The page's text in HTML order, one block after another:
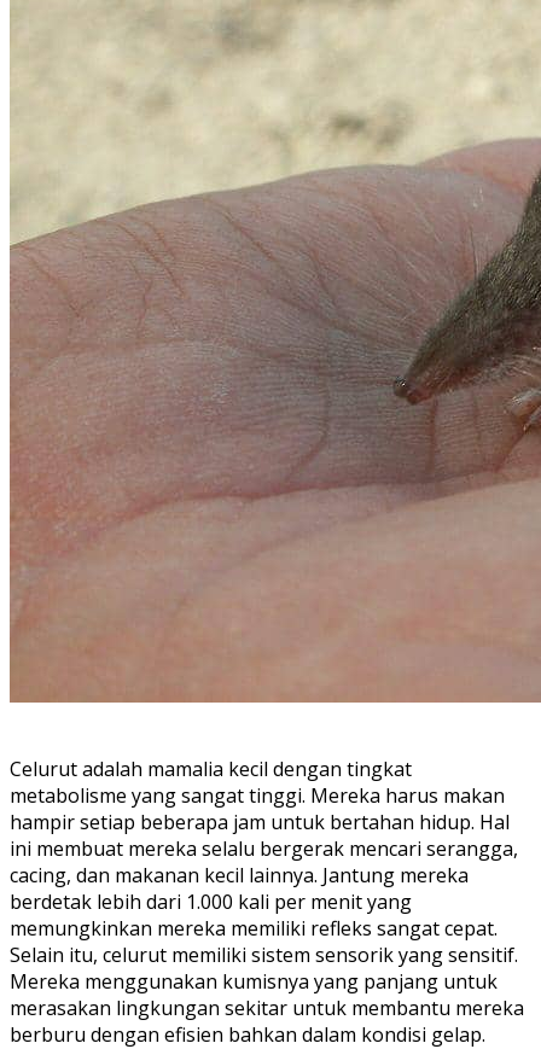
Celurut adalah mamalia kecil dengan tingkat
metabolisme yang sangat tinggi. Mereka harus makan
hampir setiap beberapa jam untuk bertahan hidup. Hal
ini membuat mereka selalu bergerak mencari serangga,
cacing, dan makanan kecil lainnya. Jantung mereka
berdetak lebih dari 1.000 kali per menit yang
memungkinkan mereka memiliki refleks sangat cepat.
Selain itu, celurut memiliki sistem sensorik yang sensitif.
Mereka menggunakan kumisnya yang panjang untuk
merasakan lingkungan sekitar untuk membantu mereka
berburu dengan efisien bahkan dalam kondisi gelap.